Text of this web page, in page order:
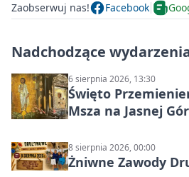
Zaobserwuj nas! Facebook
Nadchodzące
6 sierpnia 2026, 13:30
Święto
Msza na Jasnej
8 sierpnia 2026, 00:00
Żniwne Zawody